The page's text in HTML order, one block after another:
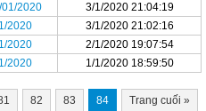
2020
3/1/2020 21:04:19
2020
3/1/2020 21:02:16
2020
2/1/2020 19:07:54
2020
1/1/2020 18:59:50
82 83 84 Trang cuối »